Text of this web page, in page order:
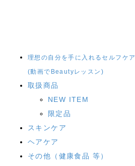
理想の自分を手に入れるセルフケア
(動画でBeautyレッスン)
取扱商品
NEW ITEM
限定品
スキンケア
ヘアケア
その他（健康食品 等）